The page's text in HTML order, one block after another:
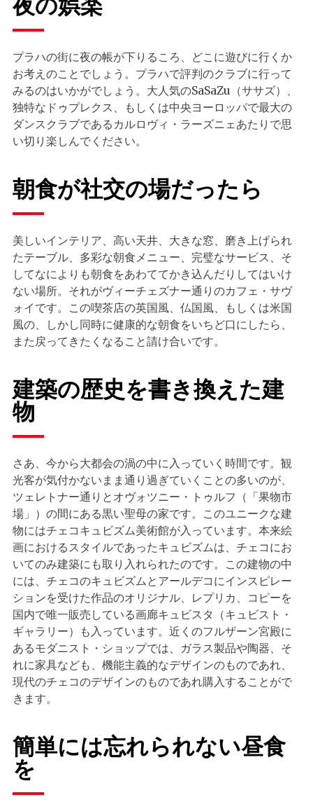
プラハの街に夜の帳が下りるころ、どこに遊びに行くか
お考えのことでしょう。プラハで評判のクラブに行って
みるのはいかがでしょう。大人気のSaSaZu（ササズ）、
独特なドゥプレクス、もしくは中央ヨーロッパで最大の
ダンスクラブであるカルロヴィ・ラーズニェあたりで思
い切り楽しんでください。
朝食が社交の場だったら
美しいインテリア、高い天井、大きな窓、磨き上げられ
たテーブル、多彩な朝食メニュー、完璧なサービス、そ
してなによりも朝食をあわててかき込んだりしてはいけ
ない場所。それがヴィーチェズナー通りのカフェ・サヴ
ォイです。この喫茶店の英国風、仏国風、もしくは米国
風の、しかし同時に健康的な朝食をいちど口にしたら、
また戻ってきたくなること請け合いです。
建築の歴史を書き換えた建
物
さあ、今から大都会の渦の中に入っていく時間です。観
光客が気付かないまま通り過ぎていくことの多いのが、
ツェレトナー通りとオヴォツニー・トゥルフ（「果物市
場」）の間にある黒い聖母の家です。このユニークな建
物にはチェコキュビズム美術館が入っています。本来絵
画におけるスタイルであったキュビズムは、チェコにお
いてのみ建築にも取り入れられたのです。この建物の中
には、チェコのキュビズムとアールデコにインスピレー
ションを受けた作品のオリジナル、レプリカ、コピーを
国内で唯一販売している画廊キュビスタ（キュビスト・
ギャラリー）も入っています。近くのフルザーン宮殿に
あるモダニスト・ショップでは、ガラス製品や陶器、そ
れに家具なども、機能主義的なデザインのものであれ、
現代のチェコのデザインのものであれ購入することがで
きます。
簡単には忘れられない昼食
を